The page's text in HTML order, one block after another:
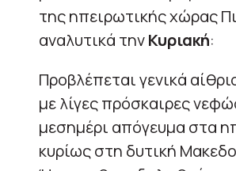
της ηπειρωτικής χώρας
αναλυτικά τηνΚυριακή:
Προβλέπεται γενικά
με λίγες πρόσκαιρες
μεσημέρι απόγευμα στα
κυρίως στη δυτική